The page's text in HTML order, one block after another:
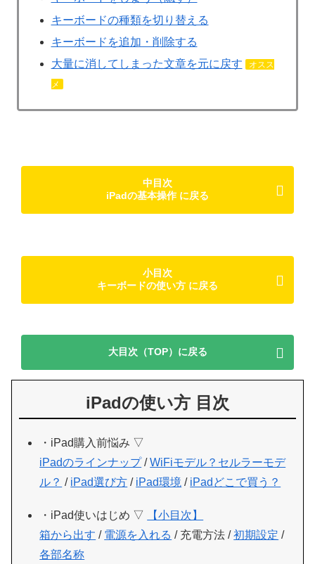
キーボードの種類を切り替える
キーボードを追加・削除する
大量に消してしまった文章を元に戻す
オスス
メ
中目次
iPadの基本操作 に戻る
小目次
キーボードの使い方 に戻る
大目次（TOP）に戻る
iPadの使い方 目次
・iPad購入前悩み ▽
iPadのラインナップ/WiFiモデル？セルラーモデ
ル？ / iPad選び方 / iPad環境 / iPadどこで買う？
・iPad使いはじめ ▽
【小目次】
箱から出す / 電源を入れる / 充電方法 /初期設定 /
各部名称